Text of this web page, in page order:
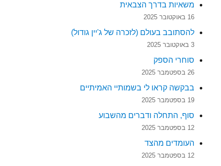
משאיות בדרך הצבאית
16 באוקטובר 2025
להסתובב בעולם (לזכרה של ג'יין גודול)
3 באוקטובר 2025
סוחרי הספק
26 בספטמבר 2025
בבקשה קראו לי בשמותיי האמיתיים
19 בספטמבר 2025
סוף, התחלה ודברים מהשבוע
12 בספטמבר 2025
העומדים מהצד
12 בספטמבר 2025